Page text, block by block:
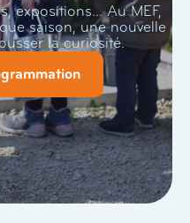
expositions… Au MEF,
saison, une nouvelle
la curiosité.